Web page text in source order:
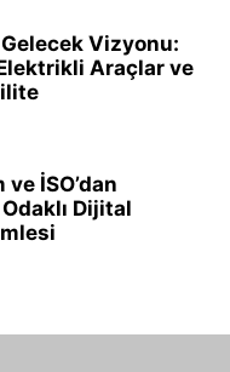
Vizyonu:
Araçlar ve
İSO’dan
Dijital